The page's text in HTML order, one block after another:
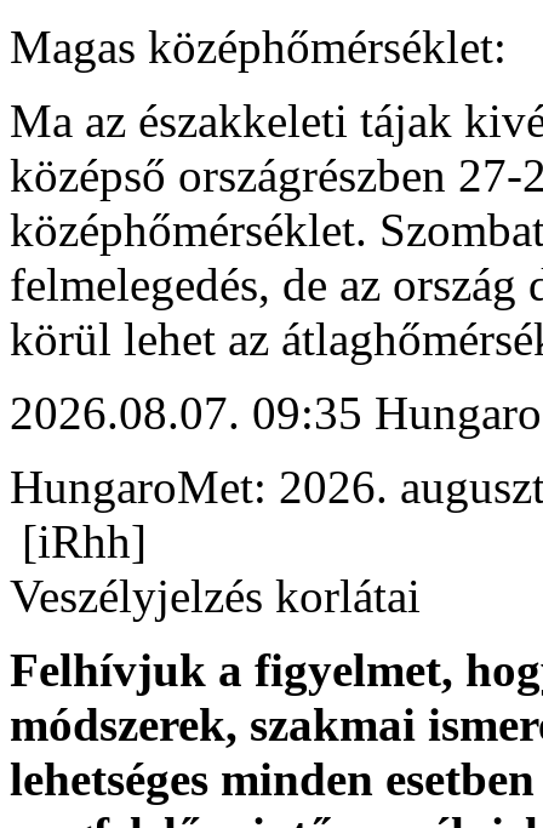
Magas középhőmérséklet:
Ma az északkeleti tájak
középső országrészben
középhőmérséklet.
felmelegedés, de az
körül lehet az
2026.08.07. 09:35
HungaroMet: 2026.
[iRhh]
Veszélyjelzés korlátai
Felhívjuk a figyelmet,
módszerek, szakmai
lehetséges minden